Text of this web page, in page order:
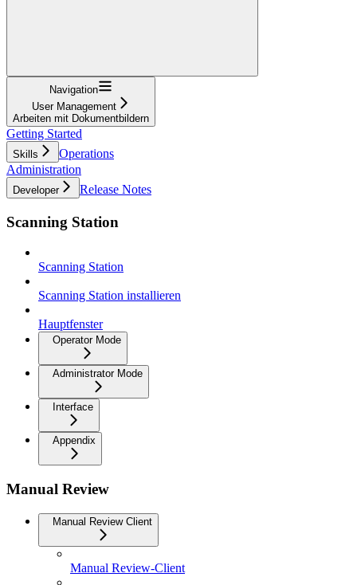
Navigation
User Management
Arbeiten mit Dokumentbildern
Getting Started
Skills
Operations
Administration
Developer Release Notes
Scanning Station
Scanning Station
Scanning Station installieren
Hauptfenster
Operator Mode
Administrator Mode
Interface
Appendix
Manual Review
Manual Review Client
Manual Review-Client